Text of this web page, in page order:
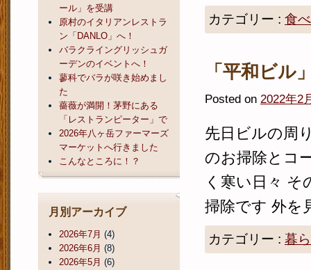
カテゴリー : 食
「平和ビル
Posted on 2022年2
先日ビルの周
のお掃除とコ
く寒い日々
掃除です 外を
カテゴリー : 暮
ール」を受講
原村のイタリアンレストラ
ン「DANLO」へ！
バラクライングリッシュガ
ーデンのイベントへ！
蓼科でバラが咲き始めまし
た
薔薇が満開！茅野にある
「レストランピーター」で
2026年八ヶ岳ファーマーズ
マーケットへ行きました
こんなところに！？
月別アーカイブ
2026年7月 (4)
2026年6月 (8)
2026年5月 (6)